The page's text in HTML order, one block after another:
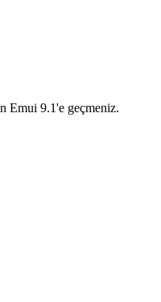
Emui 9.1'e geçmeniz.